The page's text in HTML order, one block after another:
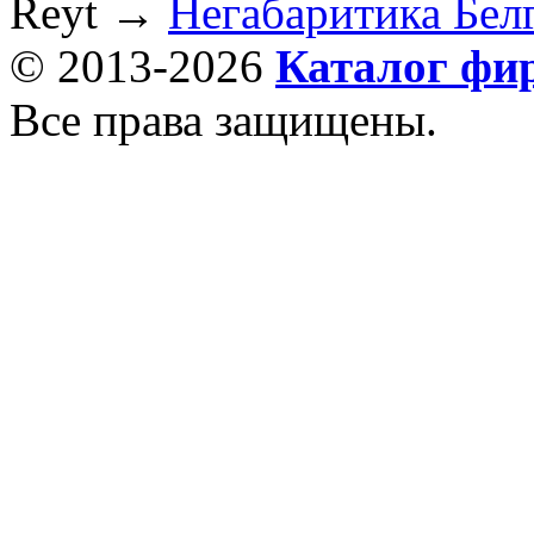
Reyt → Негабаритика
© 2013-2026 Каталог
Все права защищены.